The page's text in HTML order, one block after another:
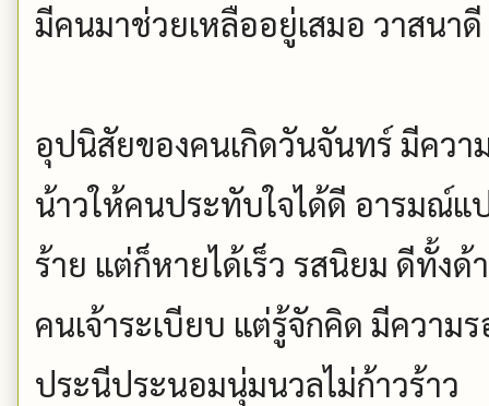
มีคนมาช่วยเหลืออยู่เสมอ วาสนาดี
อุปนิสัยของคนเกิดวันจันทร์ มีคว
น้าวให้คนประทับใจได้ดี อารมณ์แ
ร้าย แต่ก็หายได้เร็ว รสนิยม ดีทั้ง
คนเจ้าระเบียบ แต่รู้จักคิด มีควา
ประนีประนอมนุ่มนวลไม่ก้าวร้าว